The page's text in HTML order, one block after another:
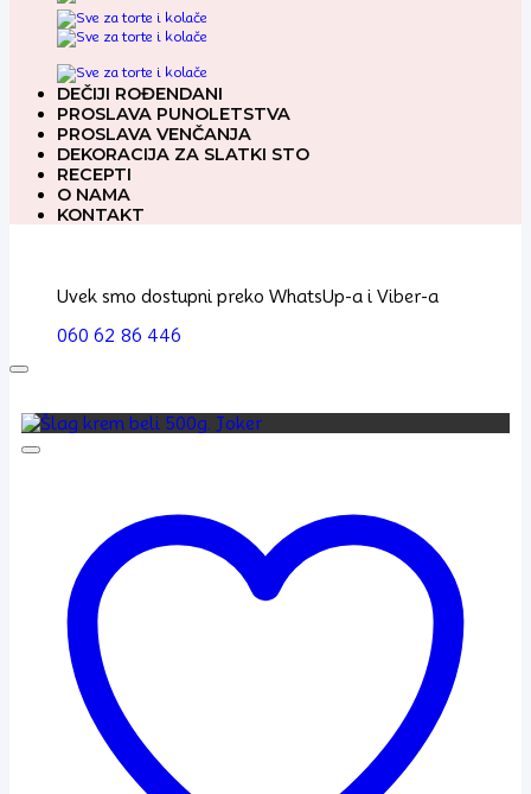
DEČIJI ROĐENDANI
PROSLAVA PUNOLETSTVA
PROSLAVA VENČANJA
DEKORACIJA ZA SLATKI STO
RECEPTI
O NAMA
KONTAKT
Uvek smo dostupni preko WhatsUp-a i Viber-a
060 62 86 446